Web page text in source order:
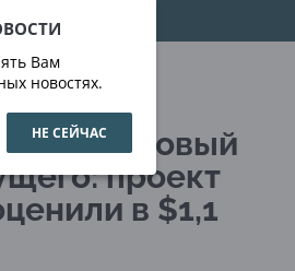
Вам
новостях.
НЕ СЕЙЧАС
новый
проект
в $1,1